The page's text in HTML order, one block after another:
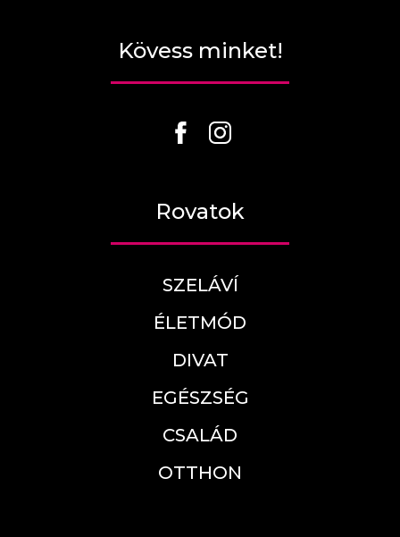
Kövess minket!
Rovatok
SZELÁVÍ
ÉLETMÓD
DIVAT
EGÉSZSÉG
CSALÁD
OTTHON